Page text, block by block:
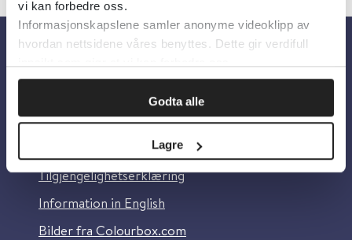
vi kan forbedre oss.
Informasjonskapslene samler anonyme videoklipp av
hvordan nettsidene våres benyttes. Dette gir verdifull
Godta alle
Lagre
Om oss
Om Helsebiblioteket
Personvern og informasjonskapsler
Tilgjengelighetserklæring
Information in English
Bilder fra Colourbox.com